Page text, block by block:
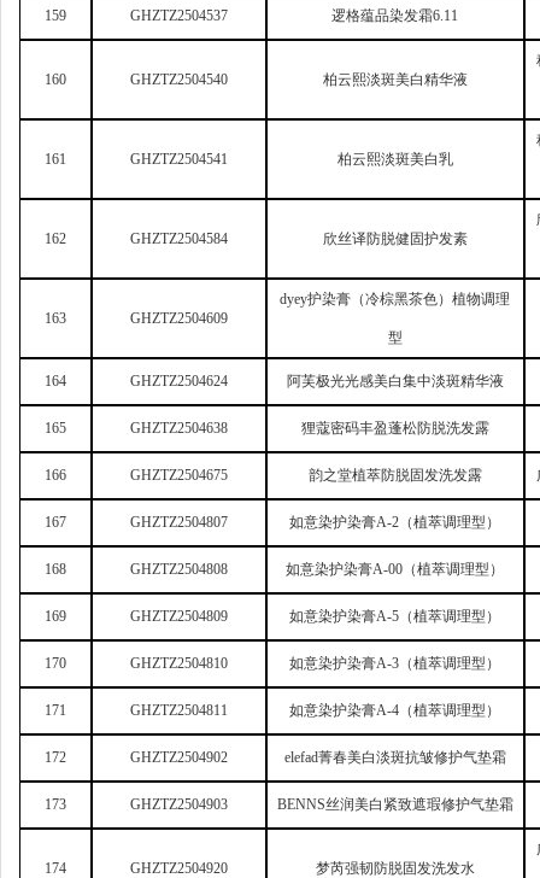
159 GHZTZ2504537 逻格蕴品染发霜6.11
160 GHZTZ2504540 柏云熙淡斑美白精华液
161 GHZTZ2504541 柏云熙淡斑美白乳
162 GHZTZ2504584 欣丝译防脱健固护发素
163 GHZTZ2504609
dyey护染膏（冷棕黑茶色）植物调理
型
164 GHZTZ2504624 阿芙极光光感美白集中淡斑精华液
165 GHZTZ2504638 狸蔻密码丰盈蓬松防脱洗发露
166 GHZTZ2504675 韵之堂植萃防脱固发洗发露
167 GHZTZ2504807 如意染护染膏A-2（植萃调理型）
168 GHZTZ2504808 如意染护染膏A-00（植萃调理型）
169 GHZTZ2504809 如意染护染膏A-5（植萃调理型）
170 GHZTZ2504810 如意染护染膏A-3（植萃调理型）
171 GHZTZ2504811 如意染护染膏A-4（植萃调理型）
172 GHZTZ2504902 elefad菁春美白淡斑抗皱修护气垫霜
173 GHZTZ2504903 BENNS丝润美白紧致遮瑕修护气垫霜
174 GHZTZ2504920 梦芮强韧防脱固发洗发水